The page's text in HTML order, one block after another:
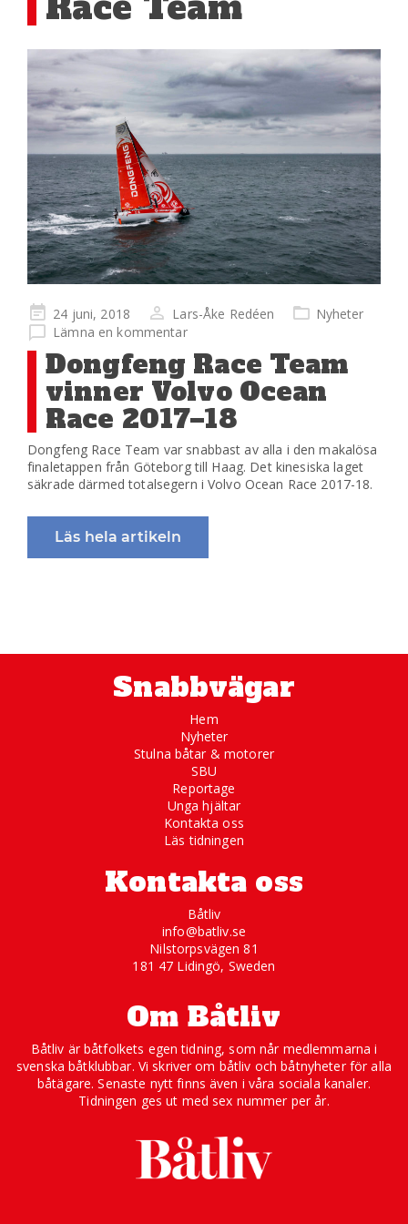
Publicerad
på
24 juni, 2018 Lars-Åke Redéen
Nyheter
Lämna en kommentar
Dongfeng Race Team
vinner Volvo Ocean
Race 2017–18
Dongfeng Race Team var snabbast av alla i den makalösa
finaletappen från Göteborg till Haag. Det kinesiska laget
säkrade därmed totalsegern i Volvo Ocean Race 2017-18.
Läs hela artikeln
Snabbvägar
Hem
Nyheter
Stulna båtar & motorer
SBU
Reportage
Unga hjältar
Kontakta oss
Läs tidningen
Kontakta oss
Båtliv
info@batliv.se
Nilstorpsvägen 81
181 47 Lidingö, Sweden
Om Båtliv
Båtliv är båtfolkets egen tidning, som når medlemmarna i
svenska båtklubbar. Vi skriver om båtliv och båtnyheter för alla
båtägare. Senaste nytt finns även i våra sociala kanaler.
Tidningen ges ut med sex nummer per år.